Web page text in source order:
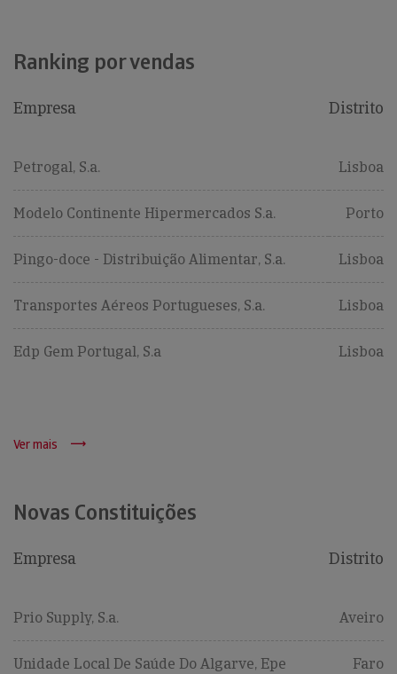
Ranking por vendas
Empresa Distrito
Petrogal, S.a. Lisboa
Modelo Continente Hipermercados S.a. Porto
Pingo-doce - Distribuição Alimentar, S.a. Lisboa
Transportes Aéreos Portugueses, S.a. Lisboa
Edp Gem Portugal, S.a Lisboa
Ver mais
Novas Constituições
Empresa Distrito
Prio Supply, S.a. Aveiro
Unidade Local De Saúde Do Algarve, Epe Faro